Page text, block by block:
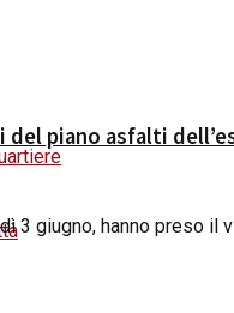
piano asfalti
3 giugno, hanno preso